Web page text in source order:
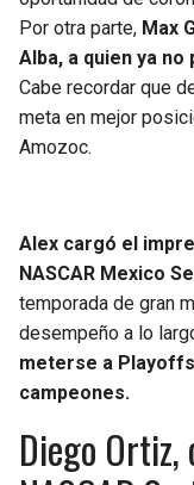
Por otra parte, Max
Alba, a quien ya
Cabe recordar que
meta en mejor
Amozoc.
Alex cargó el
NASCAR Mexico
temporada de gran
desempeño a lo
meterse a
campeones.
Diego Ortiz,